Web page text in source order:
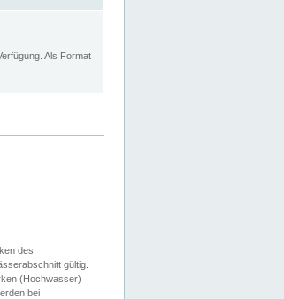
Als Format
des
gültig.
(Hochwasser)
bei